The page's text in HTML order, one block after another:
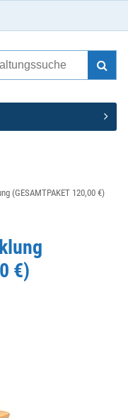
(GESAMTPAKET 120,00 €)
€)